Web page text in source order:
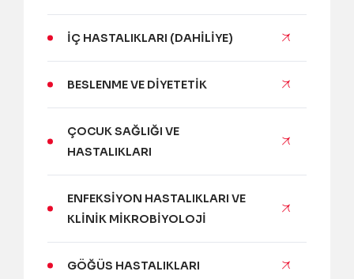
İÇ HASTALIKLARI (DAHILIYE)
BESLENME VE DIYETETIK
ÇOCUK SAĞLIĞI VE
HASTALIKLARI
ENFEKSIYON HASTALIKLARI VE
KLINIK MIKROBIYOLOJI
GÖĞÜS HASTALIKLARI